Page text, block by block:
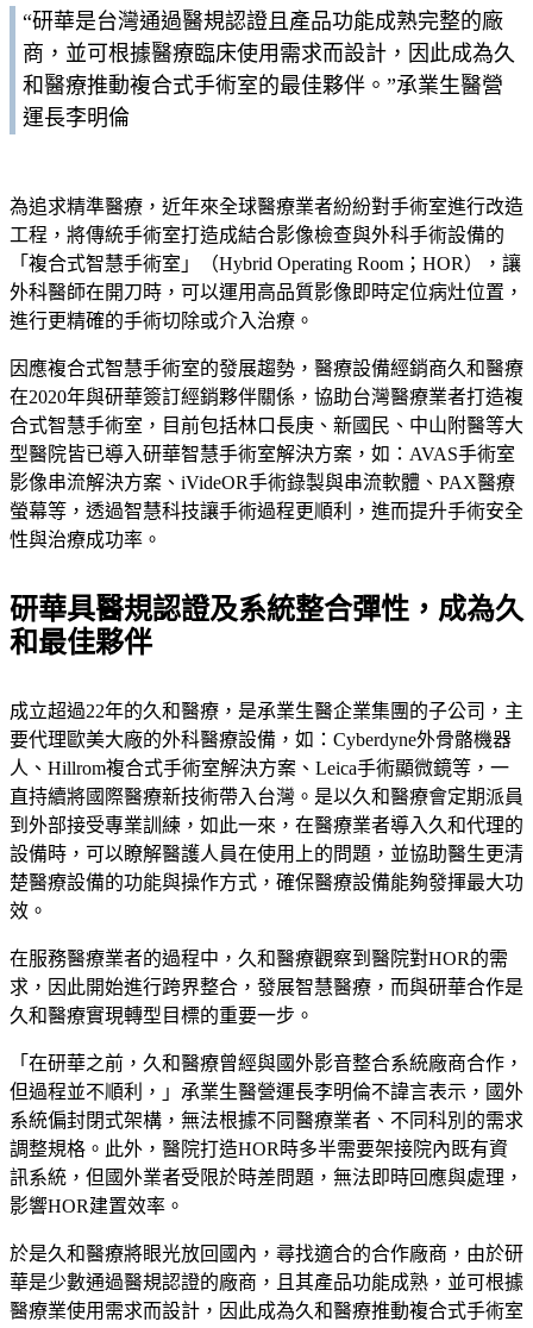
“研華是台灣通過醫規認證且產品功能成熟完整的廠
商，並可根據醫療臨床使用需求而設計，因此成為久
和醫療推動複合式手術室的最佳夥伴。”承業生醫營
運長李明倫
為追求精準醫療，近年來全球醫療業者紛紛對手術室進行改造
工程，將傳統手術室打造成結合影像檢查與外科手術設備的
「複合式智慧手術室」（Hybrid Operating Room；HOR），讓
外科醫師在開刀時，可以運用高品質影像即時定位病灶位置，
進行更精確的手術切除或介入治療。
因應複合式智慧手術室的發展趨勢，醫療設備經銷商久和醫療
在2020年與研華簽訂經銷夥伴關係，協助台灣醫療業者打造複
合式智慧手術室，目前包括林口長庚、新國民、中山附醫等大
型醫院皆已導入研華智慧手術室解決方案，如：AVAS手術室
影像串流解決方案、iVideOR手術錄製與串流軟體、PAX醫療
螢幕等，透過智慧科技讓手術過程更順利，進而提升手術安全
性與治療成功率。
研華具醫規認證及系統整合彈性，成為久
和最佳夥伴
成立超過22年的久和醫療，是承業生醫企業集團的子公司，主
要代理歐美大廠的外科醫療設備，如：Cyberdyne外骨骼機器
人、Hillrom複合式手術室解決方案、Leica手術顯微鏡等，一
直持續將國際醫療新技術帶入台灣。是以久和醫療會定期派員
到外部接受專業訓練，如此一來，在醫療業者導入久和代理的
設備時，可以瞭解醫護人員在使用上的問題，並協助醫生更清
楚醫療設備的功能與操作方式，確保醫療設備能夠發揮最大功
效。
在服務醫療業者的過程中，久和醫療觀察到醫院對HOR的需
求，因此開始進行跨界整合，發展智慧醫療，而與研華合作是
久和醫療實現轉型目標的重要一步。
「在研華之前，久和醫療曾經與國外影音整合系統廠商合作，
但過程並不順利，」承業生醫營運長李明倫不諱言表示，國外
系統偏封閉式架構，無法根據不同醫療業者、不同科別的需求
調整規格。此外，醫院打造HOR時多半需要架接院內既有資
訊系統，但國外業者受限於時差問題，無法即時回應與處理，
影響HOR建置效率。
於是久和醫療將眼光放回國內，尋找適合的合作廠商，由於研
華是少數通過醫規認證的廠商，且其產品功能成熟，並可根據
醫療業使用需求而設計，因此成為久和醫療推動複合式手術室